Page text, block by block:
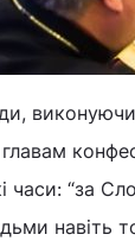
часи: “за
навіть